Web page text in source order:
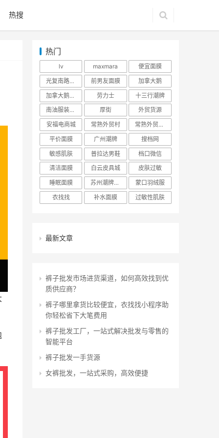
热搜
热门
lv maxmara
便宜面膜
光复南路潮牌
前男友面膜
加拿大鹅
加拿大鹅羽绒服
劳力士
十三行潮牌
南油服装批发市场
厚街
外贸货源
安福电商城
常熟外贸村
常熟外贸村货源
平价面膜
广州潮牌
搜档网
敏感肌肤
普拉达男鞋
档口微信
清洁面膜
白云皮具城
皮肤过敏
睡眠面膜
苏州潮牌货源
蒙口羽绒服
衣找找
补水面膜 过敏性肌肤
最新文章
裤子批发市场进货渠道，如何高效找到优
质供应商？
裤子哪里拿货比较便宜，衣找找小程序助
你轻松省下大笔费用
裤子批发工厂，一站式解决批发与零售的
智能平台
裤子批发一手货源
女裤批发，一站式采购，高效便捷